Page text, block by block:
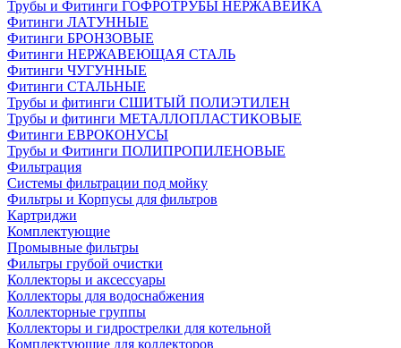
Трубы и Фитинги ГОФРОТРУБЫ НЕРЖАВЕЙКА
Фитинги ЛАТУННЫЕ
Фитинги БРОНЗОВЫЕ
Фитинги НЕРЖАВЕЮЩАЯ СТАЛЬ
Фитинги ЧУГУННЫЕ
Фитинги СТАЛЬНЫЕ
Трубы и фитинги СШИТЫЙ ПОЛИЭТИЛЕН
Трубы и фитинги МЕТАЛЛОПЛАСТИКОВЫЕ
Фитинги ЕВРОКОНУСЫ
Трубы и Фитинги ПОЛИПРОПИЛЕНОВЫЕ
Фильтрация
Системы фильтрации под мойку
Фильтры и Корпусы для фильтров
Картриджи
Комплектующие
Промывные фильтры
Фильтры грубой очистки
Коллекторы и аксессуары
Коллекторы для водоснабжения
Коллекторные группы
Коллекторы и гидрострелки для котельной
Комплектующие для коллекторов